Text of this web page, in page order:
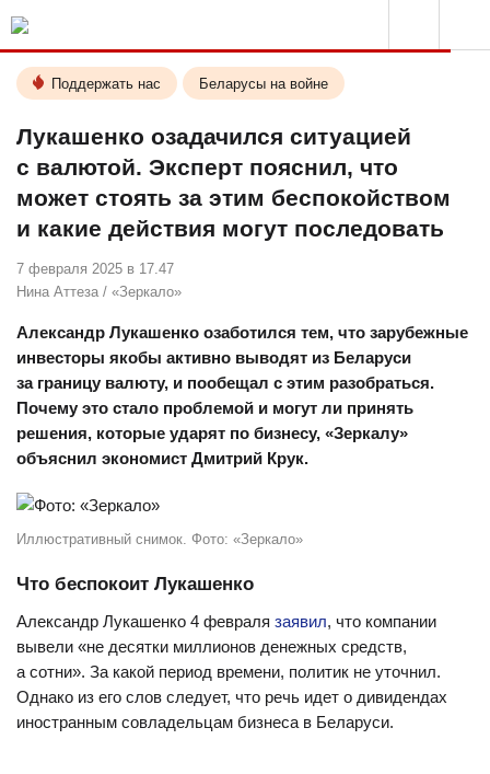
Поддержать нас Беларусы на войне
Лукашенко озадачился ситуацией
с валютой. Эксперт пояснил, что
может стоять за этим беспокойством
и какие действия могут последовать
7 февраля 2025 в 17.47
Нина Аттеза / «Зеркало»
Александр Лукашенко озаботился тем, что зарубежные
инвесторы якобы активно выводят из Беларуси
за границу валюту, и пообещал с этим разобраться.
Почему это стало проблемой и могут ли принять
решения, которые ударят по бизнесу, «Зеркалу»
объяснил экономист Дмитрий Крук.
Иллюстративный снимок. Фото: «Зеркало»
Что беспокоит Лукашенко
Александр Лукашенко 4 февраля заявил, что компании
вывели «не десятки миллионов денежных средств,
а сотни». За какой период времени, политик не уточнил.
Однако из его слов следует, что речь идет о дивидендах
иностранным совладельцам бизнеса в Беларуси.